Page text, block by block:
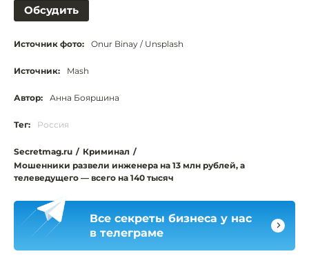
Обсудить
Источник фото: Onur Binay / Unsplash
Источник: Mash
Автор: Анна Бояршина
Тег: Россия
Secretmag.ru / Криминал /
Мошенники развели инженера на 13 млн рублей, а
телеведущего — всего на 140 тысяч
Все секреты бизнеса у нас
в телеграме